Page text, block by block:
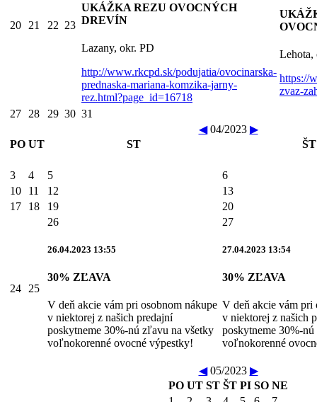
20 21 22 23
UKÁŽKA REZU OVOCNÝCH
DREVÍN
Lazany, okr. PD
http://www.rkcpd.sk/podujatia/ovocinarska-
prednaska-mariana-komzika-jarny-
rez.html?page_id=16718
Lehota,
https://
zvaz-
27
28 29 30 31
◀04/2023 ▶
PO UT ST ŠT
3 4 5
6
10
11 12
13
17
18 19 20
24 25
26
26.04.2023 13:55
30% ZĽAVA
V deň akcie vám pri osobnom nákupe
v niektorej z našich predajní
poskytneme 30%-nú zľavu na všetky
voľnokorenné ovocné výpestky!
27
27.04.2023 13:54
30% ZĽAVA
V deň akcie vám pri
v niektorej z našich
poskytneme 30%-
voľnokorenné
◀05/2023 ▶
PO UT ST ŠT PI SO NE